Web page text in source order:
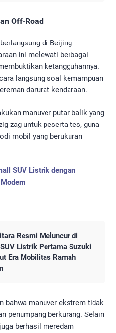
Off-Road
di Beijing
ini melewati berbagai
ketangguhannya.
langsung soal kemampuan
darurat kendaraan.
manuver putar balik yang
zag untuk peserta tes, guna
mobil yang berukuran
SUV Listrik dengan
Resmi Meluncur di
SUV Listrik Pertama Suzuki
Era Mobilitas Ramah
bahwa manuver ekstrem tidak
penumpang berkurang. Selain
berhasil meredam